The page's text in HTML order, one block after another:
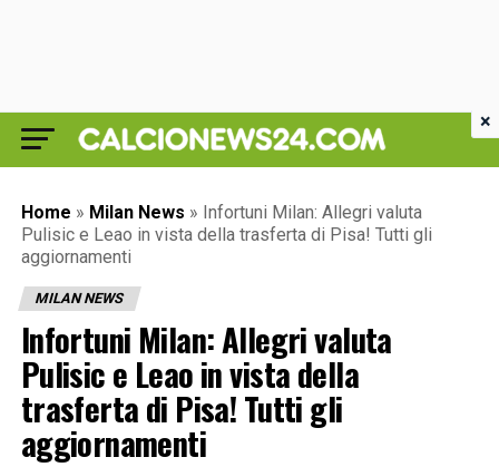
Home » Milan News » Infortuni Milan: Allegri valuta
Pulisic e Leao in vista della trasferta di Pisa! Tutti gli
aggiornamenti
MILAN NEWS
Infortuni Milan: Allegri valuta
Pulisic e Leao in vista della
trasferta di Pisa! Tutti gli
aggiornamenti
×